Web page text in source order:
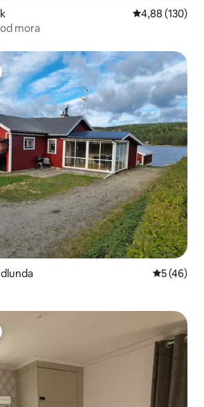
Prosječna
4,88 (130)
mora
s oznakom „Odabrali gosti”
Prosječna
5 (46)
s oznakom „Odabrali gosti”